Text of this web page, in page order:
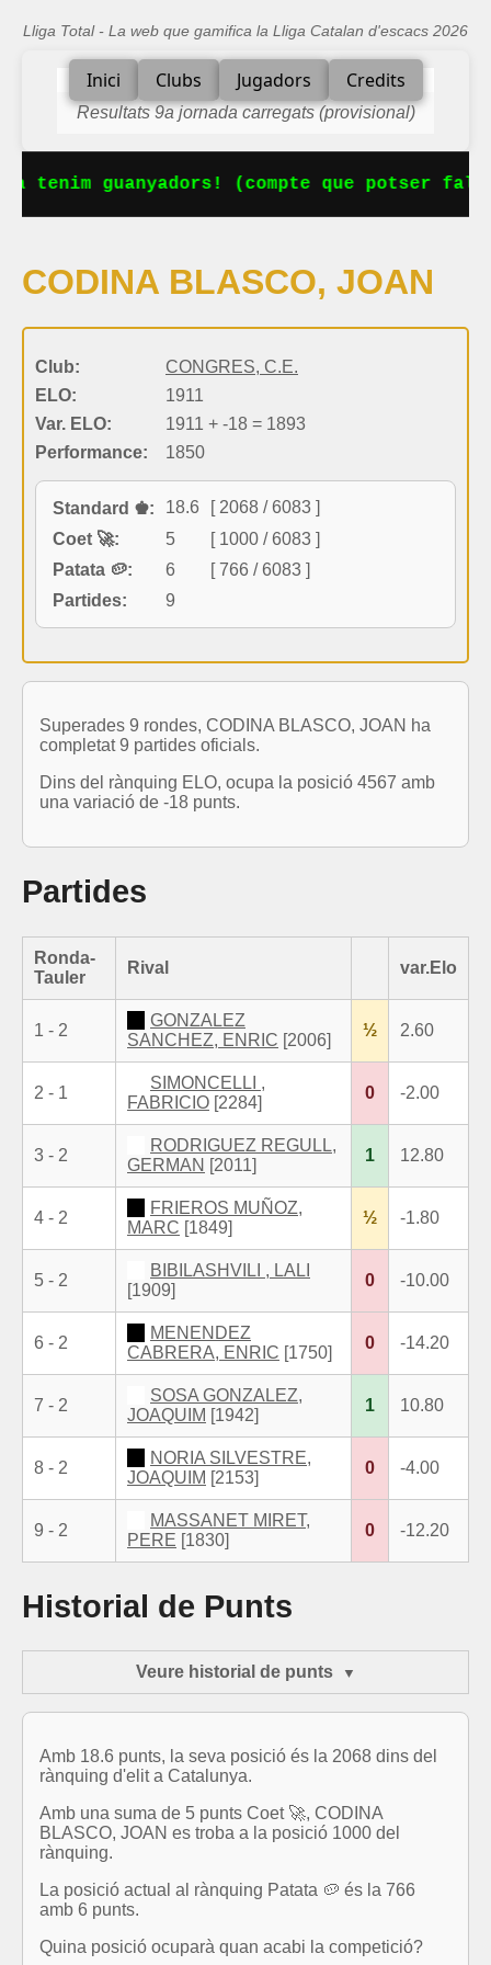
Lliga Total - La web que gamifica la Lliga Catalan d'escacs 2026
Inici Clubs Jugadors Credits
Resultats 9a jornada carregats (provisional)
tenim guanyadors! (compte que potser
CODINA BLASCO, JOAN
Club:
CONGRES, C.E.
ELO:
1911
Var. ELO:
1911 + -18 = 1893
Performance:
1850
Standard ♚: 18.6
[ 2068 / 6083 ]
Coet 🚀:
5
[ 1000 / 6083 ]
Patata 🥔:
6
[ 766 / 6083 ]
Partides:
9
Superades 9 rondes, CODINA BLASCO, JOAN ha
completat 9 partides oficials.
Dins del rànquing ELO, ocupa la posició 4567 amb
una variació de -18 punts.
Partides
Ronda-
Tauler
Rival var.Elo
1 - 2
GONZALEZ
SANCHEZ, ENRIC [2006]
½ 2.60
2 - 1
SIMONCELLI ,
FABRICIO [2284]
0 -2.00
3 - 2
RODRIGUEZ REGULL,
GERMAN [2011]
1 12.80
4 - 2
FRIEROS MUÑOZ,
MARC [1849]
½ -1.80
5 - 2
BIBILASHVILI , LALI
[1909]
0 -10.00
6 - 2
MENENDEZ
CABRERA, ENRIC [1750]
0 -14.20
7 - 2
SOSA GONZALEZ,
JOAQUIM [1942]
1 10.80
8 - 2
NORIA SILVESTRE,
JOAQUIM [2153]
0 -4.00
9 - 2
MASSANET MIRET,
PERE [1830]
0 -12.20
Historial de Punts
Veure historial de punts
Amb 18.6 punts, la seva posició és la 2068 dins del
rànquing d'elit a Catalunya.
Amb una suma de 5 punts Coet 🚀, CODINA
BLASCO, JOAN es troba a la posició 1000 del
rànquing.
La posició actual al rànquing Patata 🥔 és la 766
amb 6 punts.
Quina posició ocuparà quan acabi la competició?